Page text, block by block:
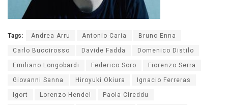
Tags: Andrea Arru Antonio Caria Bruno Enna
Carlo Buccirosso Davide Fadda Domenico Distilo
Emiliano Longobardi Federico Soro Fiorenzo Serra
Giovanni Sanna Hiroyuki Okiura Ignacio Ferreras
Igort Lorenzo Hendel Paola Cireddu